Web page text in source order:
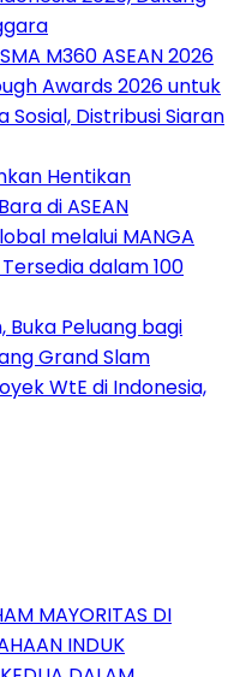
M360 ASEAN 2026
Awards 2026 untuk
Sosial, Distribusi Siaran
Hentikan
di ASEAN
melalui MANGA
dalam 100
Buka Peluang bagi
Grand Slam
WtE di Indonesia,
MAYORITAS DI
INDUK